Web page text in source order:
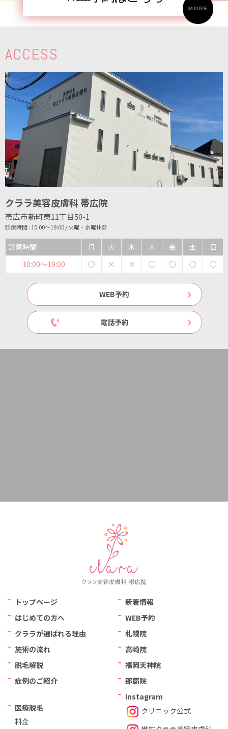
ACCESS
クララ美容皮膚科 帯広院
帯広市新町東11丁目50-1
診療時間 : 10:00～19:00 / 火曜・水曜休診
診察時間 月 火 水 木 金 土
日
10:00〜19:00
○ × × ○ ○ ○ ○
WEB予約
電話予約
トップページ
はじめての方へ
クララが選ばれる理由
施術の流れ
脱毛解説
症例のご紹介
医療脱毛
料金
新着情報
WEB予約
札幌院
高崎院
福岡天神院
那覇院
Instagram
クリニック公式